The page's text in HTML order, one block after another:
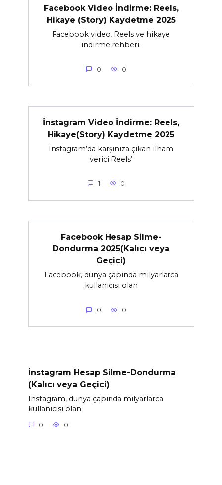
Facebook Video İndirme: Reels,
Hikaye (Story) Kaydetme 2025
Facebook video, Reels ve hikaye
indirme rehberi.
0 0
İnstagram Video İndirme: Reels,
Hikaye(Story) Kaydetme 2025
Instagram’da karşınıza çıkan ilham
verici Reels’
1 0
Facebook Hesap Silme-
Dondurma 2025(Kalıcı veya
Geçici)
Facebook, dünya çapında milyarlarca
kullanıcısı olan
0 0
İnstagram Hesap Silme-Dondurma
(Kalıcı veya Geçici)
Instagram, dünya çapında milyarlarca
kullanıcısı olan
0 0